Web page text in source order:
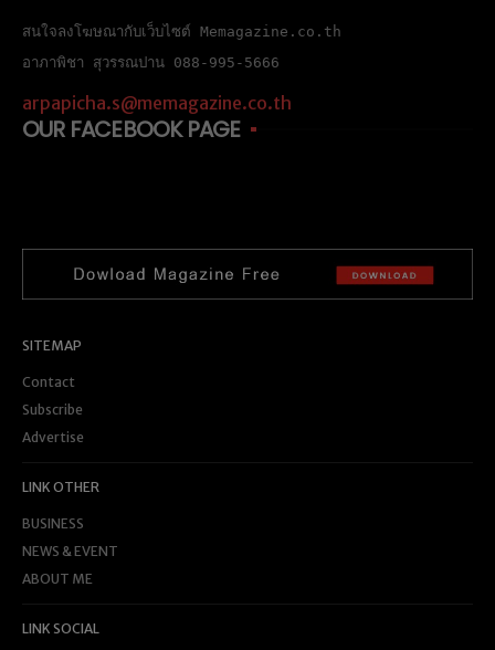
สนใจลงโฆษณากับเว็บไซต์ Memagazine.co.th
อาภาพิชา สุวรรณปาน 088-995-5666
arpapicha.s@memagazine.co.th
OUR FACEBOOK PAGE
SITEMAP
Contact
Subscribe
Advertise
LINK OTHER
BUSINESS
NEWS & EVENT
ABOUT ME
LINK SOCIAL